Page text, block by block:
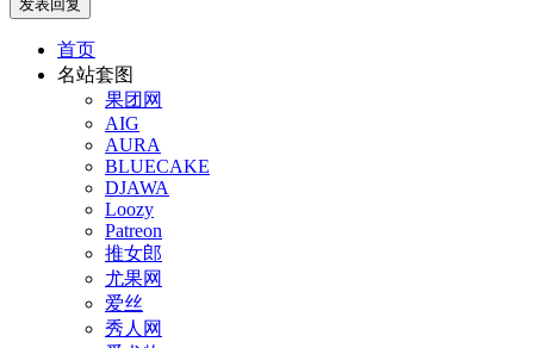
发表回复
首页
名站套图
果团网
AIG
AURA
BLUECAKE
DJAWA
Loozy
Patreon
推女郎
尤果网
爱丝
秀人网